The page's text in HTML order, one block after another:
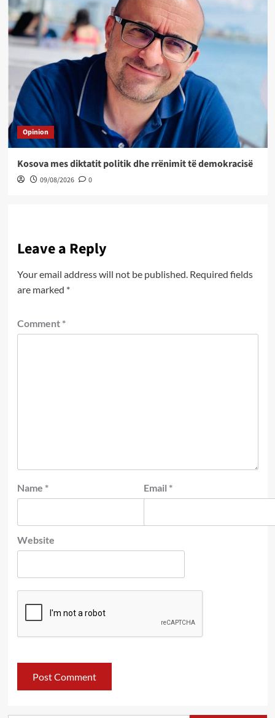
Opinion
Kosova mes diktatit politik dhe rrënimit të demokracisë
09/08/2026 0
Leave a Reply
Your email address will not be published. Required fields
are marked *
Comment *
Name * Email *
Website